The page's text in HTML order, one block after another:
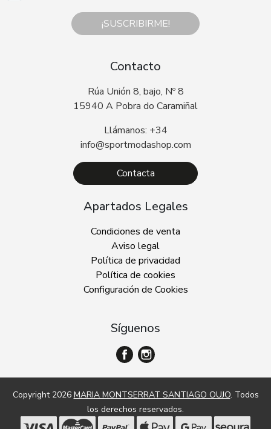
¡SUSCRIBIRME!
Contacto
Rúa Unión 8, bajo, Nº 8
15940 A Pobra do Caramiñal
Llámanos: +34
info@sportmodashop.com
Contacta
Apartados Legales
Condiciones de venta
Aviso legal
Política de privacidad
Política de cookies
Configuración de Cookies
Síguenos
Copyright 2026 MARIA MONTSERRAT SANTIAGO OUJO. Todos
los derechos reservados.